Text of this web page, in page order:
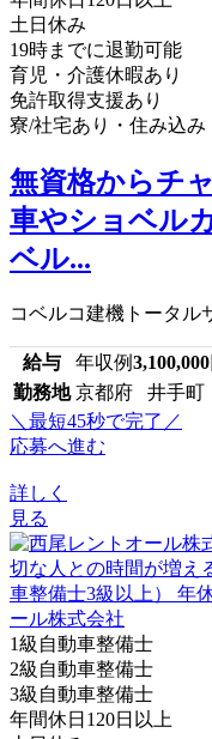
土日休み
19時までに退勤可能
育児・介護休暇あり
免許取得支援あり
寮/社宅あり・住み込み
無資格からチ
車やショベル
ベル...
コベルコ建機トータル
給与 年収例3,100,000
勤務地 京都府 井手町
＼最短45秒で完了／
応募へ進む
詳しく
見る
1級自動車整備士
2級自動車整備士
3級自動車整備士
年間休日120日以上